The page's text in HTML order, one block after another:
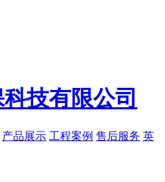
产品展示 工程案例 售后服务 英